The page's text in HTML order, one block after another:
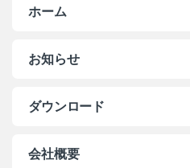
ホーム
お知らせ
ダウンロード
会社概要